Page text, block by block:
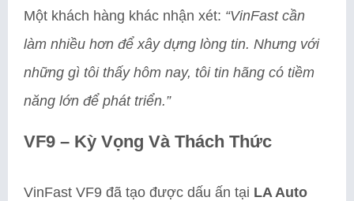
Một khách hàng khác nhận xét: “VinFast cần
làm nhiều hơn để xây dựng lòng tin. Nhưng với
những gì tôi thấy hôm nay, tôi tin hãng có tiềm
năng lớn để phát triển.”
VF9 – Kỳ Vọng Và Thách Thức
VinFast VF9 đã tạo được dấu ấn tại LA Auto